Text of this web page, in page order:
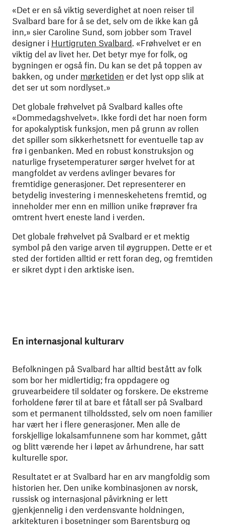
«Det er en så viktig severdighet at noen reiser til
Svalbard bare for å se det, selv om de ikke kan gå
inn,» sier Caroline Sund, som jobber som Travel
designer i Hurtigruten Svalbard. «Frøhvelvet er en
viktig del av livet her. Det betyr mye for folk, og
bygningen er også fin. Du kan se det på toppen av
bakken, og under mørketiden er det lyst opp slik at
det ser ut som nordlyset.»
Det globale frøhvelvet på Svalbard kalles ofte
«Dommedagshvelvet». Ikke fordi det har noen form
for apokalyptisk funksjon, men på grunn av rollen
det spiller som sikkerhetsnett for eventuelle tap av
frø i genbanken. Med en robust konstruksjon og
naturlige frysetemperaturer sørger hvelvet for at
mangfoldet av verdens avlinger bevares for
fremtidige generasjoner. Det representerer en
betydelig investering i menneskehetens fremtid, og
inneholder mer enn en million unike frøprøver fra
omtrent hvert eneste land i verden.
Det globale frøhvelvet på Svalbard er et mektig
symbol på den varige arven til øygruppen. Dette er et
sted der fortiden alltid er rett foran deg, og fremtiden
er sikret dypt i den arktiske isen.
En internasjonal kulturarv
Befolkningen på Svalbard har alltid bestått av folk
som bor her midlertidig; fra oppdagere og
gruvearbeidere til soldater og forskere. De ekstreme
forholdene fører til at bare et fåtall ser på Svalbard
som et permanent tilholdssted, selv om noen familier
har vært her i flere generasjoner. Men alle de
forskjellige lokalsamfunnene som har kommet, gått
og blitt værende her i løpet av århundrene, har satt
kulturelle spor.
Resultatet er at Svalbard har en arv mangfoldig som
historien her. Den unike kombinasjonen av norsk,
russisk og internasjonal påvirkning er lett
gjenkjennelig i den verdensvante holdningen,
arkitekturen i bosetninger som Barentsburg og